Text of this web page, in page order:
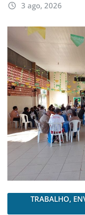
3 ago, 2026
TRABALHO,